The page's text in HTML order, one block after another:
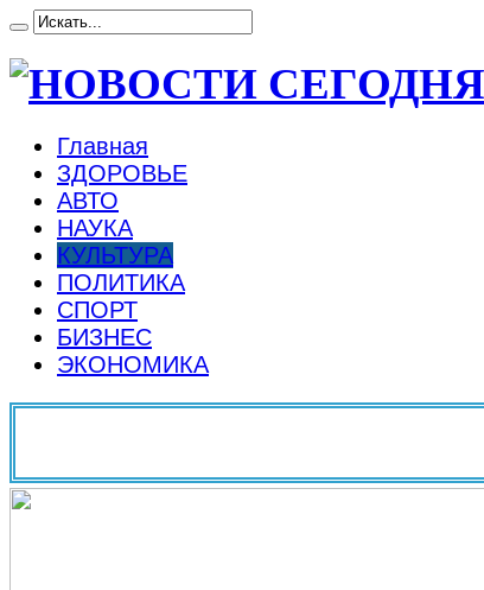
Главная
ЗДОРОВЬЕ
АВТО
НАУКА
КУЛЬТУРА
ПОЛИТИКА
СПОРТ
БИЗНЕС
ЭКОНОМИКА